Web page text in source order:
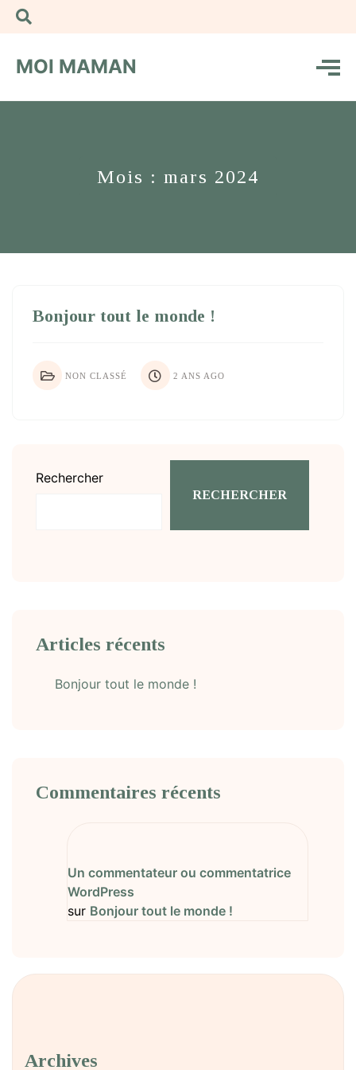
MOI MAMAN
Mois : mars 2024
Bonjour tout le monde !
NON CLASSÉ 2 ANS AGO
Rechercher
RECHERCHER
Articles récents
Bonjour tout le monde !
Commentaires récents
Un commentateur ou commentatrice
WordPress
sur Bonjour tout le monde !
Archives